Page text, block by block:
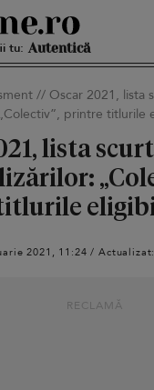
tu: Sexy
Smart
// Oscar 2021, lista
printre titlurile
lista
2021, 11:24 /
RECLAMĂ